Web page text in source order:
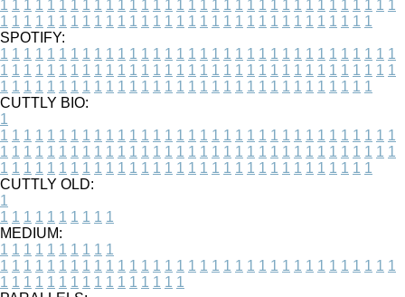
1 1 1 1 1 1 1 1 1 1 1 1 1 1 1 1 1 1 1 1 1 1 1 1 1 1 1 1 1 1 1 1 1 1
1 1 1 1 1 1 1 1 1 1 1 1 1 1 1 1 1 1 1 1 1 1 1 1 1 1 1 1 1 1 1 1
SPOTIFY:
1 1 1 1 1 1 1 1 1 1 1 1 1 1 1 1 1 1 1 1 1 1 1 1 1 1 1 1 1 1 1 1 1 1
1 1 1 1 1 1 1 1 1 1 1 1 1 1 1 1 1 1 1 1 1 1 1 1 1 1 1 1 1 1 1 1 1 1
1 1 1 1 1 1 1 1 1 1 1 1 1 1 1 1 1 1 1 1 1 1 1 1 1 1 1 1 1 1 1 1
CUTTLY BIO:
1
1 1 1 1 1 1 1 1 1 1 1 1 1 1 1 1 1 1 1 1 1 1 1 1 1 1 1 1 1 1 1 1 1 1
1 1 1 1 1 1 1 1 1 1 1 1 1 1 1 1 1 1 1 1 1 1 1 1 1 1 1 1 1 1 1 1 1 1
1 1 1 1 1 1 1 1 1 1 1 1 1 1 1 1 1 1 1 1 1 1 1 1 1 1 1 1 1 1 1 1
CUTTLY OLD:
1
1 1 1 1 1 1 1 1 1 1
MEDIUM:
1 1 1 1 1 1 1 1 1 1
1 1 1 1 1 1 1 1 1 1 1 1 1 1 1 1 1 1 1 1 1 1 1 1 1 1 1 1 1 1 1 1 1 1
1 1 1 1 1 1 1 1 1 1 1 1 1 1 1 1